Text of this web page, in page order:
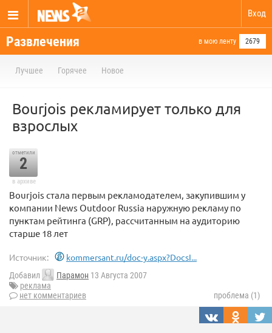
Вход
Развлечения в мою ленту 2679
Лучшее Горячее Новое
Bourjois рекламирует только для
взрослых
отметили
2
в архиве
Bourjois стала первым рекламодателем, закупившим у
компании News Outdoor Russia наружную рекламу по
пунктам рейтинга (GRP), рассчитанным на аудиторию
старше 18 лет
Источник: kommersant.ru/doc-y.aspx?DocsI...
Добавил Парамон 13 Августа 2007
реклама
нет комментариев
проблема (1)